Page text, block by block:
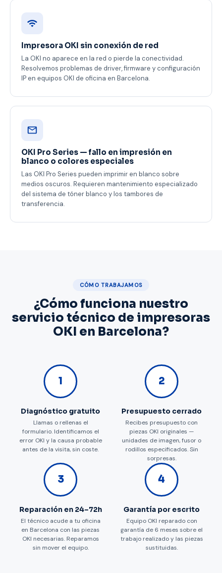
Impresora OKI sin conexión de red
La OKI no aparece en la red o pierde la conectividad.
Resolvemos problemas de driver, firmware y configuración
IP en equipos OKI de oficina en Barcelona.
OKI Pro Series — fallo en impresión en
blanco o colores especiales
Las OKI Pro Series pueden imprimir en blanco sobre
medios oscuros. Requieren mantenimiento especializado
del sistema de tóner blanco y los tambores de
transferencia.
CÓMO TRABAJAMOS
¿Cómo funciona nuestro
servicio técnico de impresoras
OKI en Barcelona?
1
Diagnóstico gratuito
Llamas o rellenas el
formulario. Identificamos el
error OKI y la causa probable
antes de la visita, sin coste.
2
Presupuesto cerrado
Recibes presupuesto con
piezas OKI originales —
unidades de imagen, fusor o
rodillos especificados. Sin
sorpresas.
3
Reparación en 24–72h
El técnico acude a tu oficina
en Barcelona con las piezas
OKI necesarias. Reparamos
sin mover el equipo.
4
Garantía por escrito
Equipo OKI reparado con
garantía de 6 meses sobre el
trabajo realizado y las piezas
sustituidas.